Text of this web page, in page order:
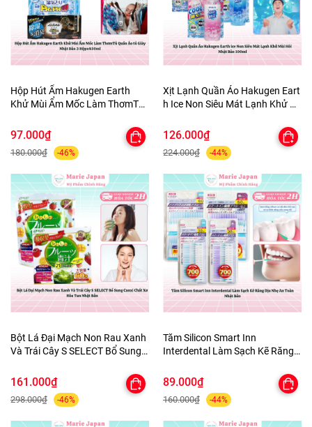
Hộp Hút Ẩm Hakugen Earth
Khử Mùi Ẩm Mốc Làm ThơmTủ
Hộpx450ml
97.000₫
180.000₫ -46%
Xịt Lạnh Quần Áo Hakugen Eart
h Ice Non Siêu Mát Lạnh Khử M
126.000₫
224.000₫ -44%
Bột Lá Đại Mạch Non Rau Xanh
Và Trái Cây S SELECT Bổ Sung
Bản
161.000₫
298.000₫ -46%
Tăm Silicon Smart Inn
Interdental Làm Sạch Kẽ Răng
89.000₫
160.000₫ -44%